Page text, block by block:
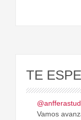
TE
Vamos